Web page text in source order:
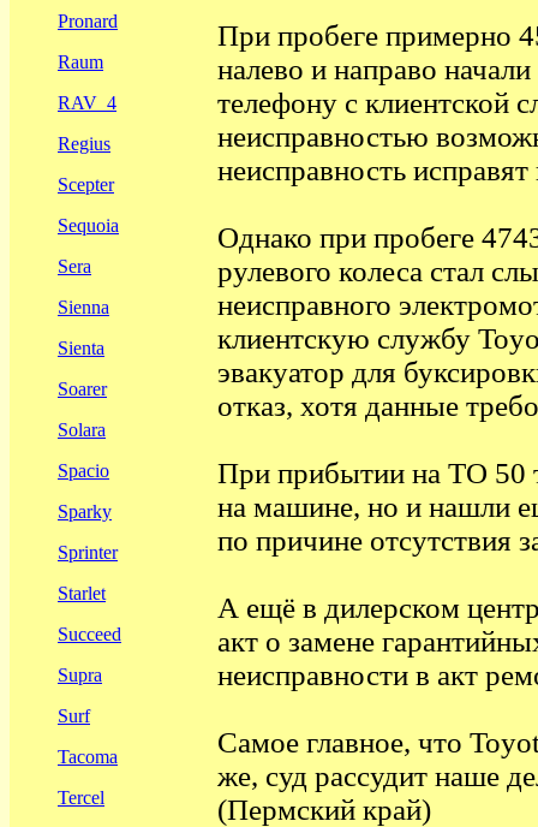
Pronard
Raum
RAV_4
Regius
Scepter
Sequoia
Sera
Sienna
Sienta
Soarer
Solara
Spacio
Sparky
Sprinter
Starlet
Succeed
Supra
Surf
Tacoma
Tercel
При пробеге примерно
налево и направо
телефону с клиентской
неисправностью
неисправность
Однако при пробеге
рулевого колеса стал
неисправного
клиентскую службу
эвакуатор для
отказ, хотя данные
При прибытии на ТО 50
на машине, но и нашли
по причине отсутствия
А ещё в дилерском
акт о замене
неисправности в акт
Самое главное, что
же, суд рассудит наше
(Пермский край)